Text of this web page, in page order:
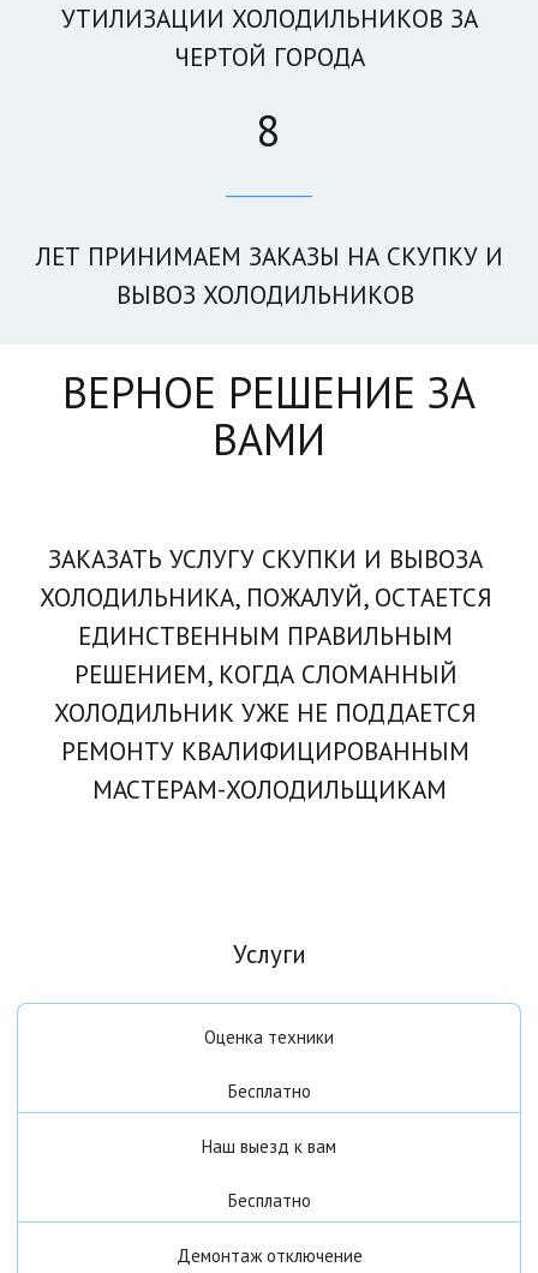
УТИЛИЗАЦИИ ХОЛОДИЛЬНИКОВ ЗА
ЧЕРТОЙ ГОРОДА
8
ЛЕТ ПРИНИМАЕМ ЗАКА­­ЗЫ НА СКУПКУ И
ВЫВОЗ ХОЛОДИЛЬНИКОВ
ВЕРНОЕ РЕШЕНИЕ ЗА
ВАМИ
ЗАКАЗАТЬ УСЛУГУ СКУПКИ И ВЫВОЗА
ХОЛОДИЛЬНИКА, ПОЖАЛУЙ, ОСТАЕТСЯ
ЕДИНСТВЕННЫМ ПРАВИЛЬНЫМ
РЕШЕНИЕМ, КОГДА СЛОМАННЫЙ
ХОЛОДИЛЬНИК УЖЕ НЕ ПОДДАЕТСЯ
РЕМОНТУ КВАЛИФИЦИРОВАННЫМ
МАСТЕРАМ-ХОЛОДИЛЬЩИКАМ
Услуги
Оценка техники
Бесплатно
Наш выезд к вам
Бесплатно
Демонтаж отключение